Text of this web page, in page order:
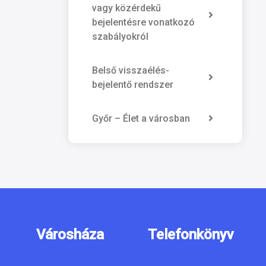
vagy közérdekű
bejelentésre vonatkozó
szabályokról
Belső visszaélés-
bejelentő rendszer
Győr – Élet a városban
Városháza Telefonkönyv